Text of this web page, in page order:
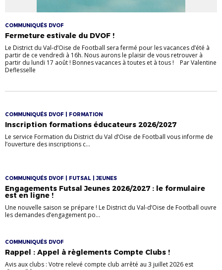
COMMUNIQUÉS DVOF
Fermeture estivale du DVOF !
Le District du Val-d’Oise de Football sera fermé pour les vacances d’été à
partir de ce vendredi à 16h. Nous aurons le plaisir de vous retrouver à
partir du lundi 17 août ! Bonnes vacances à toutes et à tous ! Par Valentine
Deflesselle
COMMUNIQUÉS DVOF | FORMATION
Inscription formations éducateurs 2026/2027
Le service Formation du District du Val d’Oise de Football vous informe de
l’ouverture des inscriptions c...
COMMUNIQUÉS DVOF | FUTSAL | JEUNES
Engagements Futsal Jeunes 2026/2027 : le formulaire
est en ligne !
Une nouvelle saison se prépare ! Le District du Val-d’Oise de Football ouvre
les demandes d’engagement po...
COMMUNIQUÉS DVOF
Rappel : Appel à règlements Compte Clubs !
Avis aux clubs : Votre relevé compte club arrêté au 3 juillet 2026 est